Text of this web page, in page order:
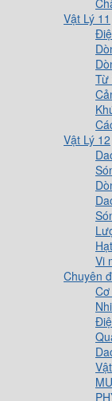
Vật Lý 11
Từ
Vật Lý 12
Vi
Chuyên